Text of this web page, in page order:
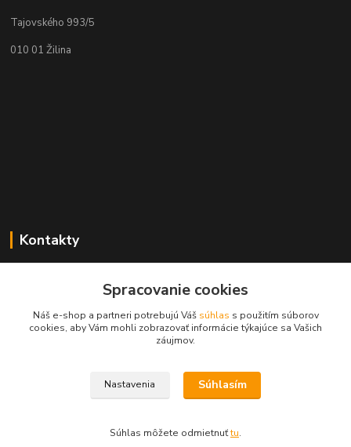
Tajovského 993/5
010 01 Žilina
Kontakty
+421 905 536 752
info@geolab.sk
Spracovanie cookies
Náš e-shop a partneri potrebujú Váš súhlas s použitím súborov
cookies, aby Vám mohli zobrazovať informácie týkajúce sa Vašich
záujmov.
Nastavenia Súhlasím
Súhlas môžete odmietnuťtu.